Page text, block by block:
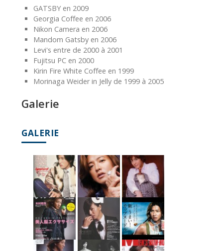
GATSBY en 2009
Georgia Coffee en 2006
Nikon Camera en 2006
Mandom Gatsby en 2006
Levi's entre de 2000 à 2001
Fujitsu PC en 2000
Kirin Fire White Coffee en 1999
Morinaga Weider in Jelly de 1999 à 2005
Galerie
GALERIE